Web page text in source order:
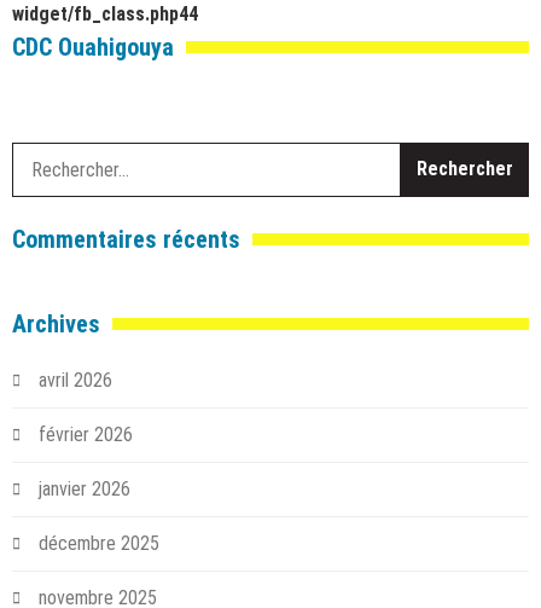
widget/fb_class.php44
CDC Ouahigouya
Commentaires récents
Archives
avril 2026
février 2026
janvier 2026
décembre 2025
novembre 2025